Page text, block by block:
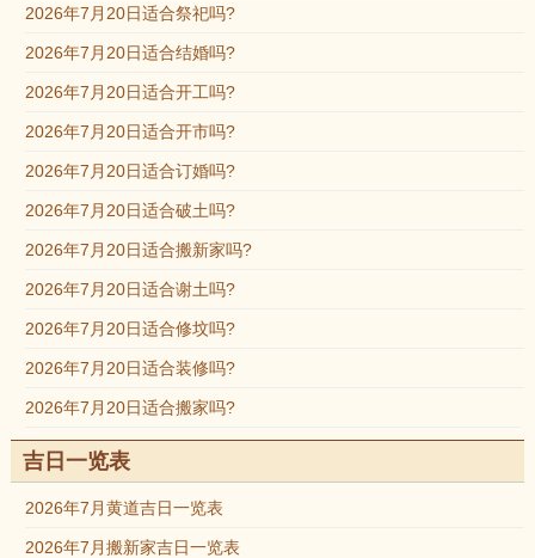
2026年7月20日适合祭祀吗?
2026年7月20日适合结婚吗?
2026年7月20日适合开工吗?
2026年7月20日适合开市吗?
2026年7月20日适合订婚吗?
2026年7月20日适合破土吗?
2026年7月20日适合搬新家吗?
2026年7月20日适合谢土吗?
2026年7月20日适合修坟吗?
2026年7月20日适合装修吗?
2026年7月20日适合搬家吗?
吉日一览表
2026年7月黄道吉日一览表
2026年7月搬新家吉日一览表